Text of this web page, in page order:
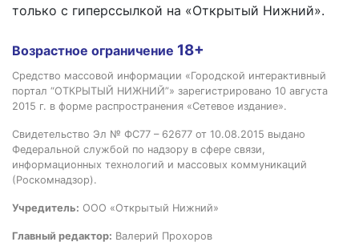
только с гиперссылкой на «Открытый Нижний».
Возрастное ограничение 18+
Средство массовой информации «Городской интерактивный
портал “ОТКРЫТЫЙ НИЖНИЙ”» зарегистрировано 10 августа
2015 г. в форме распространения «Сетевое издание».
Свидетельство Эл № ФС77 – 62677 от 10.08.2015 выдано
Федеральной службой по надзору в сфере связи,
информационных технологий и массовых коммуникаций
(Роскомнадзор).
Учредитель: ООО «Открытый Нижний»
Главный редактор: Валерий Прохоров